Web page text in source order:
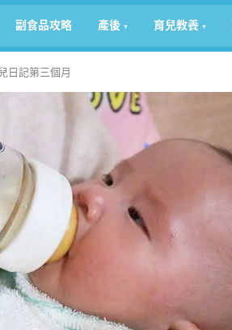
副食品攻略 產後 育兒教養
日記第三個月